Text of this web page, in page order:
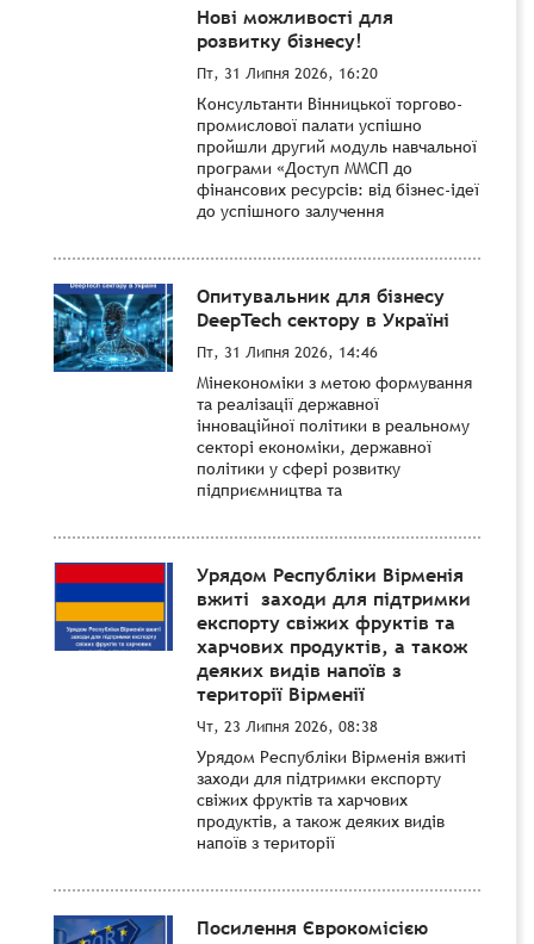
Нові можливості для
розвитку бізнесу!
Пт, 31 Липня 2026, 16:20
Консультанти Вінницької торгово-
промислової палати успішно
пройшли другий модуль навчальної
програми «Доступ ММСП до
фінансових ресурсів: від бізнес-ідеї
до успішного залучення
Опитувальник для бізнесу
DeepTech сектору в Україні
Пт, 31 Липня 2026, 14:46
Мінекономіки з метою формування
та реалізації державної
інноваційної політики в реальному
секторі економіки, державної
політики у сфері розвитку
підприємництва та
Урядом Республіки Вірменія
вжиті заходи для підтримки
експорту свіжих фруктів та
харчових продуктів, а також
деяких видів напоїв з
території Вірменії
Чт, 23 Липня 2026, 08:38
Урядом Республіки Вірменія вжиті
заходи для підтримки експорту
свіжих фруктів та харчових
продуктів, а також деяких видів
напоїв з території
Посилення Єврокомісією